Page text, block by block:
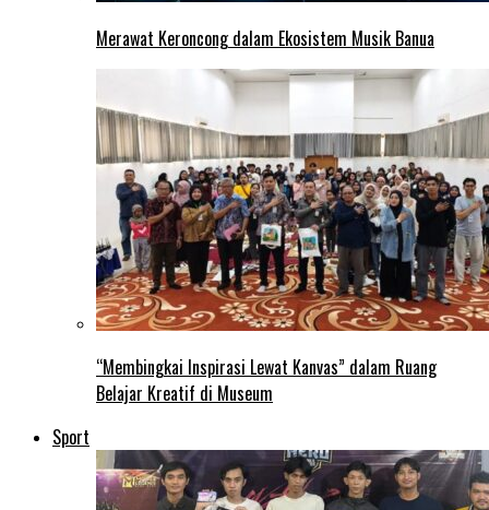
Merawat Keroncong dalam Ekosistem Musik Banua
“Membingkai Inspirasi Lewat Kanvas” dalam Ruang
Belajar Kreatif di Museum
Sport